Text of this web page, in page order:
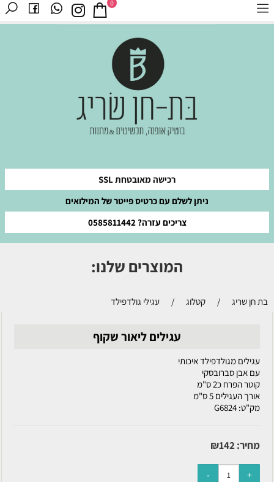
רכישה מאובטחת SSL
ניתן לשלם עם כרטיס פייטר של המילואים
צריכים עזרה? 0585811442
0
המוצרים שלנו:
בת חן שריג / קטלוג / עגילי גולדפילד
עגילים ליאור שקוף
עגילים מגולדפילד איכותי
עם אבן סברובסקי
קוטר הפרח כ2 ס"מ
אורך העגילים 5 ס"מ
מק"ט: G6824
מחיר: ₪142